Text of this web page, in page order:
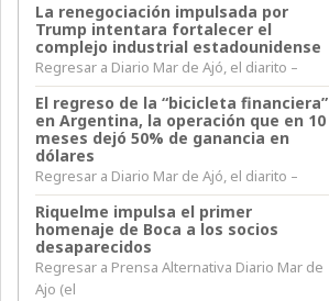
La renegociación impulsada por
Trump intentara fortalecer el
complejo industrial estadounidense
Regresar a Diario Mar de Ajó, el diarito –
El regreso de la “bicicleta financiera”
en Argentina, la operación que en 10
meses dejó 50% de ganancia en
dólares
Regresar a Diario Mar de Ajó, el diarito –
Riquelme impulsa el primer
homenaje de Boca a los socios
desaparecidos
Regresar a Prensa Alternativa Diario Mar de
Ajo (el